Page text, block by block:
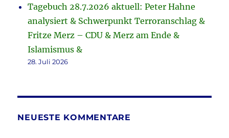
Tagebuch 28.7.2026 aktuell: Peter Hahne
analysiert & Schwerpunkt Terroranschlag &
Fritze Merz – CDU & Merz am Ende &
Islamismus &
28. Juli 2026
NEUESTE KOMMENTARE